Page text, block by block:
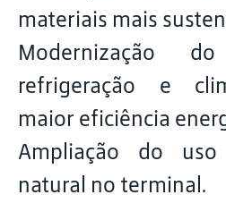
materiais mais
Modernização
refrigeração e
maior eficiência
Ampliação do
natural no terminal.